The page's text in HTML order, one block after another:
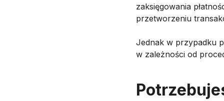
zaksięgowania
przetworzeniu
Jednak w przypadku
w zależności od